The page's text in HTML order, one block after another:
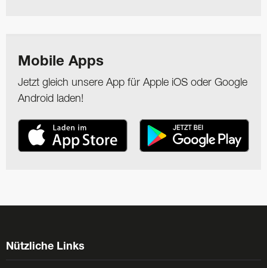
Mobile Apps
Jetzt gleich unsere App für Apple iOS oder Google
Android laden!
Nützliche Links